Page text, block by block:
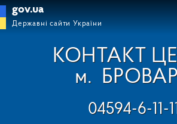
gov.ua
Державні сайти України
КОНТАКТ
м.
04594-6-11-